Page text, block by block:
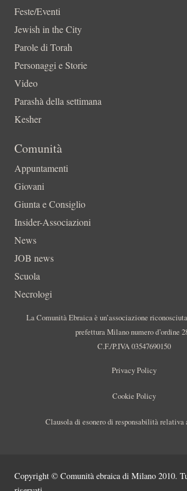
Feste/Eventi
Jewish in the City
Parole di Torah
Personaggi e Storie
Video
Parashà della settimana
Kesher
Comunità
Appuntamenti
Giovani
Giunta e Consiglio
Insider-Associazioni
News
JOB news
Scuola
Necrologi
La Comunità Ebraica è un’associazione
prefettura Milano numero d’ordine
C.F./P.IVA 03547690150
Privacy Policy
Cookie Policy
Clausola di esonero di responsabilità relativa
Copyright © Comunità ebraica di Milano 2010.